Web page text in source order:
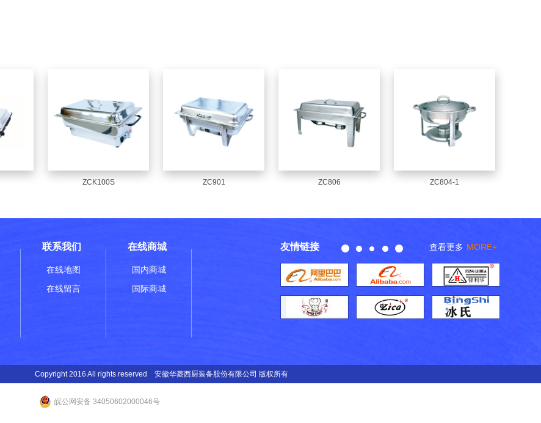
ZCK100S ZC901 ZC806 ZC804-1
联系我们
在线地图
在线留言
在线商城
国内商城
国际商城
友情链接 查看更多 MORE+
Copyright 2016 All rights reserved 安徽华菱西厨装备股份有限公司 版权所有
皖公网安备 34050602000046号